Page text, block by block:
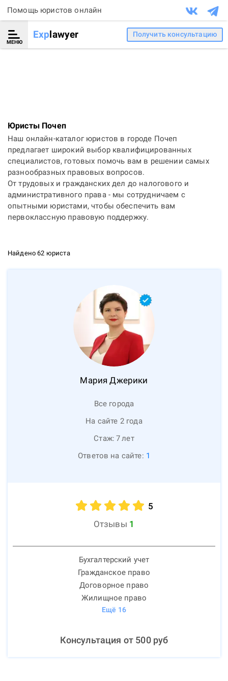
Помощь юристов онлайн
МЕНЮ
Explawyer Получить консультацию
Юристы Почеп
Наш онлайн-каталог юристов в городе Почеп
предлагает широкий выбор квалифицированных
специалистов, готовых помочь вам в решении самых
разнообразных правовых вопросов.
От трудовых и гражданских дел до налогового и
административного права - мы сотрудничаем с
опытными юристами, чтобы обеспечить вам
первоклассную правовую поддержку.
Найдено 62 юриста
Мария Джерики
Все города
На сайте 2 года
Стаж: 7лет
Ответов на сайте: 1
5
Отзывы 1
Бухгалтерский учет
Гражданское право
Договорное право
Жилищное право
Ещё 16
Консультация от 500руб